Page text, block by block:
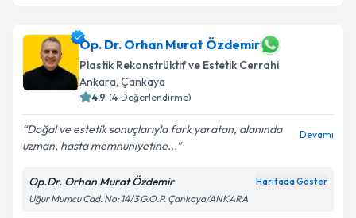
Op. Dr. Orhan Murat Özdemir
Plastik Rekonstrüktif ve Estetik Cerrahi
Ankara, Çankaya
4.9 (4 Değerlendirme)
Doğal ve estetik sonuçlarıyla fark yaratan, alanında
uzman, hasta memnuniyetine...
Devamı
Op.Dr. Orhan Murat Özdemir Haritada Göster
Uğur Mumcu Cad. No: 14/3 G.O.P. Çankaya/ANKARA